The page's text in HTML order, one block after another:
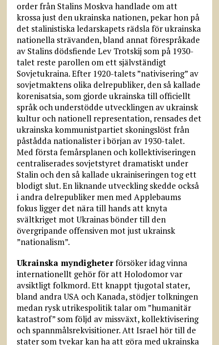
order från Stalins Moskva handlade om att
krossa just den ukrainska nationen, pekar hon på
det stalinistiska ledarskapets rädsla för ukrainska
nationella strävanden, bland annat förespråkade
av Stalins dödsfiende Lev Trotskij som på 1930-
talet reste parollen om ett självständigt
Sovjetukraina. Efter 1920-talets ”nativisering” av
sovjetmaktens olika delrepubliker, den så kallade
korenisatsia, som gjorde ukrainska till officiellt
språk och understödde utvecklingen av ukrainsk
kultur och nationell representation, rensades det
ukrainska kommunistpartiet skoningslöst från
påstådda nationalister i början av 1930-talet.
Med första femårsplanen och kollektiviseringen
centraliserades sovjetstyret dramatiskt under
Stalin och den så kallade ukrainiseringen tog ett
blodigt slut. En liknande utveckling skedde också
i andra delrepubliker men med Applebaums
fokus ligger det nära till hands att knyta
svältkriget mot Ukrainas bönder till den
övergripande offensiven mot just ukrainsk
”nationalism”.
Ukrainska myndigheterförsöker idag vinna
internationellt gehör för att Holodomor var
avsiktligt folkmord. Ett knappt tjugotal stater,
bland andra USA och Kanada, stödjer tolkningen
medan rysk utrikespolitik talar om ”humanitär
katastrof” som följd av missväxt, kollektivisering
och spannmålsrekvisitioner. Att Israel hör till de
stater som tvekar kan ha att göra med ukrainska